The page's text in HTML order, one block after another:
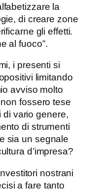
la
di creare zone
gli effetti.
al fuoco”.
i presenti si
limitando
avviso molto
fossero tese
di vario genere,
di strumenti
sia un segnale
d’impresa?
nostrani
a fare tanto